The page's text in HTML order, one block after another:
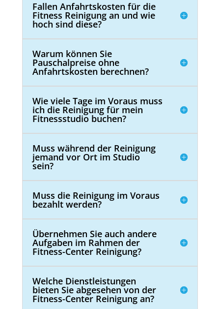
Fallen Anfahrtskosten für die
Fitness Reinigung an und wie
hoch sind diese?
Warum können Sie
Pauschalpreise ohne
Anfahrtskosten berechnen?
Wie viele Tage im Voraus muss
ich die Reinigung für mein
Fitnessstudio buchen?
Muss während der Reinigung
jemand vor Ort im Studio
sein?
Muss die Reinigung im Voraus
bezahlt werden?
Übernehmen Sie auch andere
Aufgaben im Rahmen der
Fitness-Center Reinigung?
Welche Dienstleistungen
bieten Sie abgesehen von der
Fitness-Center Reinigung an?